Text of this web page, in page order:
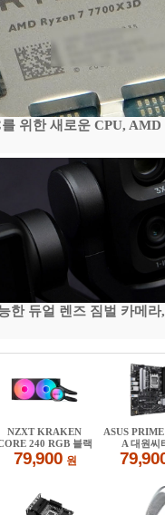
위한 새로운 CPU,
한 듀얼 렌즈 짐벌 카메